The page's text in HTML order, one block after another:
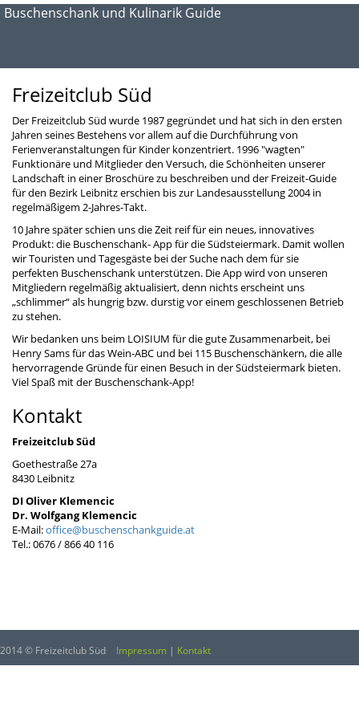
Buschenschank und Kulinarik Guide
Freizeitclub Süd
Der Freizeitclub Süd wurde 1987 gegründet und hat sich in den ersten
Jahren seines Bestehens vor allem auf die Durchführung von
Ferienveranstaltungen für Kinder konzentriert. 1996 "wagten"
Funktionäre und Mitglieder den Versuch, die Schönheiten unserer
Landschaft in einer Broschüre zu beschreiben und der Freizeit-Guide
für den Bezirk Leibnitz erschien bis zur Landesausstellung 2004 in
regelmäßigem 2-Jahres-Takt.
10 Jahre später schien uns die Zeit reif für ein neues, innovatives
Produkt: die Buschenschank- App für die Südsteiermark. Damit wollen
wir Touristen und Tagesgäste bei der Suche nach dem für sie
perfekten Buschenschank unterstützen. Die App wird von unseren
Mitgliedern regelmäßig aktualisiert, denn nichts erscheint uns
„schlimmer“ als hungrig bzw. durstig vor einem geschlossenen Betrieb
zu stehen.
Wir bedanken uns beim LOISIUM für die gute Zusammenarbeit, bei
Henry Sams für das Wein-ABC und bei 115 Buschenschänkern, die alle
hervorragende Gründe für einen Besuch in der Südsteiermark bieten.
Viel Spaß mit der Buschenschank-App!
Kontakt
Freizeitclub Süd
Goethestraße 27a
8430 Leibnitz
DI Oliver Klemencic
Dr. Wolfgang Klemencic
E-Mail:office@buschenschankguide.at
Tel.: 0676 / 866 40 116
2014 © Freizeitclub Süd Impressum | Kontakt